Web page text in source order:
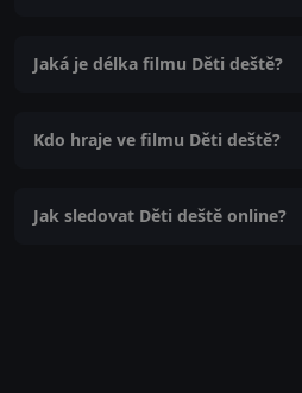
Jaká je délka filmu Děti deště?
Kdo hraje ve filmu Děti deště?
Jak sledovat Děti deště online?